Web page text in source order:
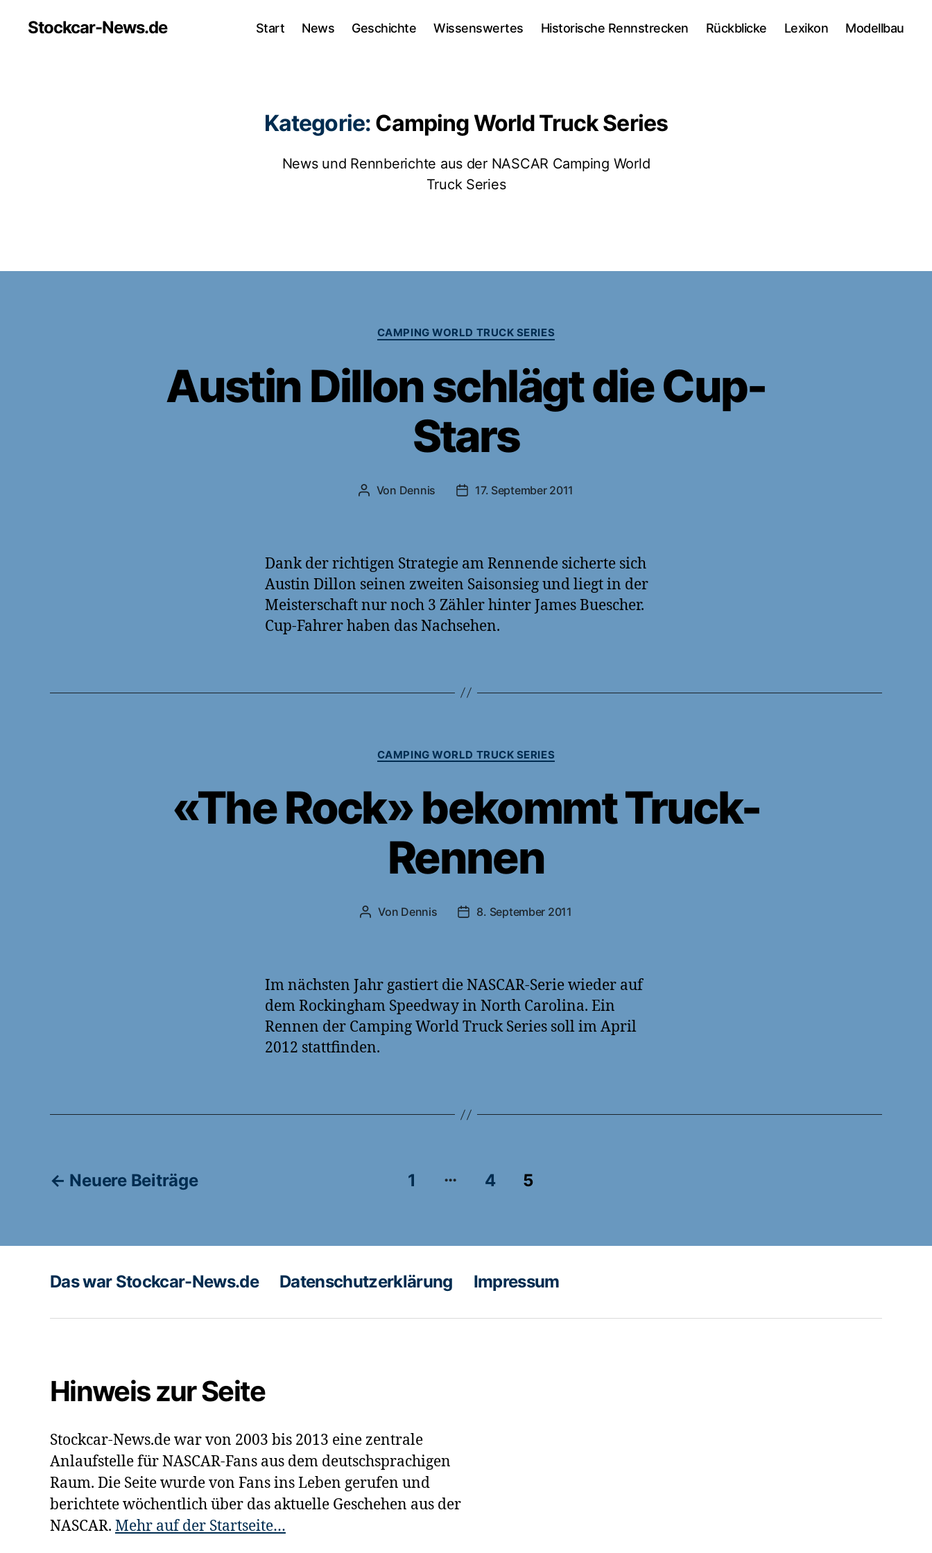
Stockcar-News.de Start News Geschichte Wissenswertes Historische Rennstrecken Rückblicke Lexikon Modellbau
Kategorie: Camping World Truck Series
News und Rennberichte aus der NASCAR Camping World
Truck Series
Kategorien
CAMPING WORLD TRUCK SERIES
Austin Dillon schlägt die Cup-
Stars
Beitragsautor
Von Dennis Veröffentlichungsdatum
17. September 2011
Dank der richtigen Strategie am Rennende sicherte sich
Austin Dillon seinen zweiten Saisonsieg und liegt in der
Meisterschaft nur noch 3 Zähler hinter James Buescher.
Cup-Fahrer haben das Nachsehen.
Kategorien
CAMPING WORLD TRUCK SERIES
«The Rock» bekommt Truck-
Rennen
Beitragsautor
Von Dennis Veröffentlichungsdatum
8. September 2011
Im nächsten Jahr gastiert die NASCAR-Serie wieder auf
dem Rockingham Speedway in North Carolina. Ein
Rennen der Camping World Truck Series soll im April
2012 stattfinden.
Seitennummerierung
Beiträge
← Neuere Beiträge 1 … 4 5
Das war Stockcar-News.de Datenschutzerklärung Impressum
Hinweis zur Seite
Stockcar-News.de war von 2003 bis 2013 eine zentrale
Anlaufstelle für NASCAR-Fans aus dem deutschsprachigen
Raum. Die Seite wurde von Fans ins Leben gerufen und
berichtete wöchentlich über das aktuelle Geschehen aus der
NASCAR. Mehr auf der Startseite…